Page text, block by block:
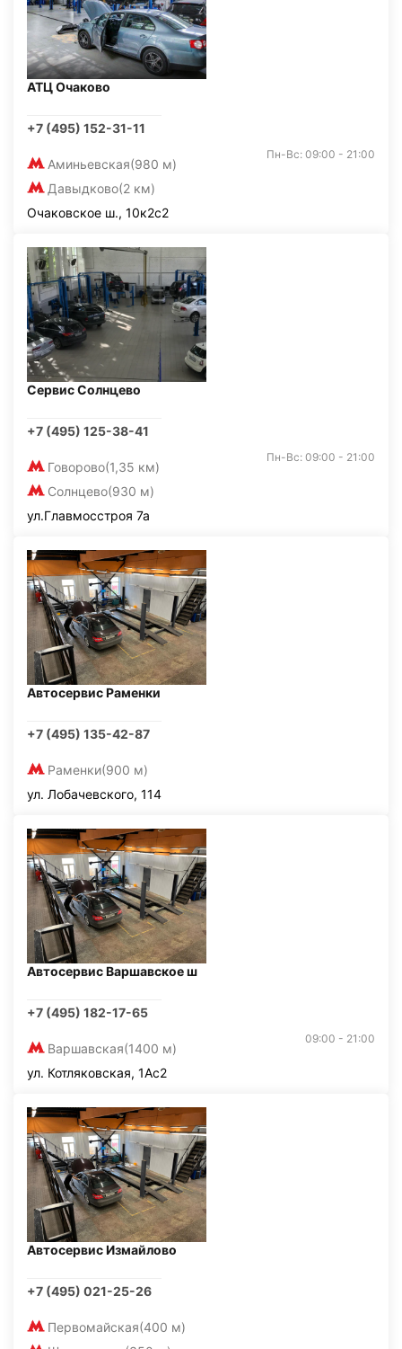
АТЦ Очаково
+7 (495) 152-31-11
Аминьевская(980 м)
Давыдково(2 км)
Пн-Вс: 09:00 - 21:00
Очаковское ш., 10к2с2
Сервис Солнцево
+7 (495) 125-38-41
Говорово(1,35 км)
Солнцево(930 м)
Пн-Вс: 09:00 - 21:00
ул.Главмосстроя 7а
Автосервис Раменки
+7 (495) 135-42-87
Раменки(900 м)
ул. Лобачевского, 114
Автосервис Варшавское ш
+7 (495) 182-17-65
Варшавская(1400 м)
09:00 - 21:00
ул. Котляковская, 1Ас2
Автосервис Измайлово
+7 (495) 021-25-26
Первомайская(400 м)